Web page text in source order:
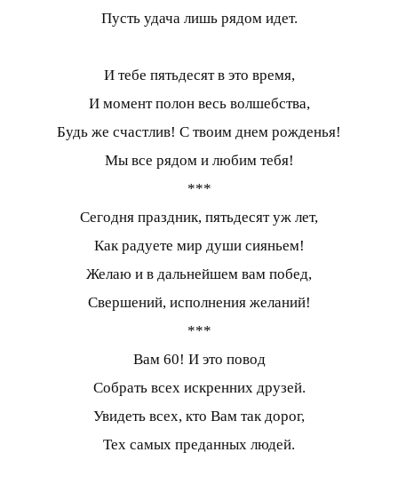
Пусть удача лишь рядом идет.
И тебе пятьдесят в это время,
И момент полон весь волшебства,
Будь же счастлив! С твоим днем рожденья!
Мы все рядом и любим тебя!
***
Сегодня праздник, пятьдесят уж лет,
Как радуете мир души сияньем!
Желаю и в дальнейшем вам побед,
Свершений, исполнения желаний!
***
Вам 60! И это повод
Собрать всех искренних друзей.
Увидеть всех, кто Вам так дорог,
Тех самых преданных людей.